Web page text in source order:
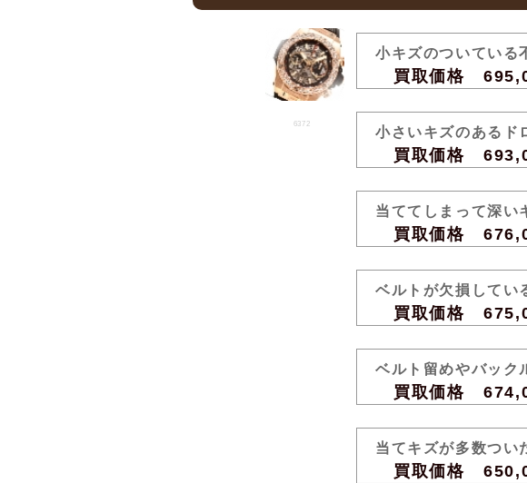
6372
小キズのついている
買取価格
小さいキズのあるド
買取価格
当ててしまって深い
買取価格
ベルトが欠損してい
買取価格
ベルト留めやバック
買取価格
当てキズが多数つい
買取価格